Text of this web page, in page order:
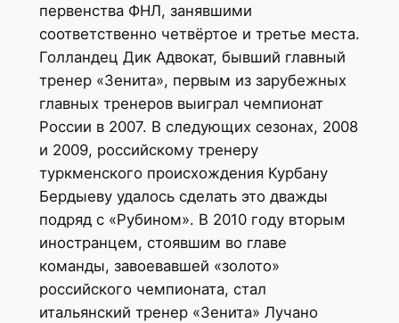
первенства ФНЛ, занявшими
соответственно четвёртое и третье места.
Голландец Дик Адвокат, бывший главный
тренер «Зенита», первым из зарубежных
главных тренеров выиграл чемпионат
России в 2007. В следующих сезонах, 2008
и 2009, российскому тренеру
туркменского происхождения Курбану
Бердыеву удалось сделать это дважды
подряд с «Рубином». В 2010 году вторым
иностранцем, стоявшим во главе
команды, завоевавшей «золото»
российского чемпионата, стал
итальянский тренер «Зенита» Лучано